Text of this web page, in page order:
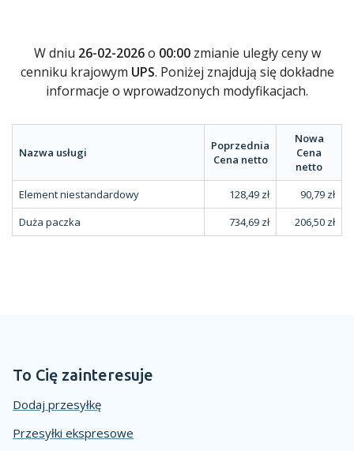
W dniu 26-02-2026o 00:00zmianie uległy ceny w
cenniku krajowym UPS. Poniżej znajdują się dokładne
informacje o wprowadzonych modyfikacjach.
Nazwa usługi
Poprzednia
Cena netto
Nowa
Cena
netto
Element niestandardowy
128,49 zł
90,79 zł
Duża paczka
734,69 zł 206,50 zł
To Cię zainteresuje
Dodaj przesyłkę
Przesyłki ekspresowe